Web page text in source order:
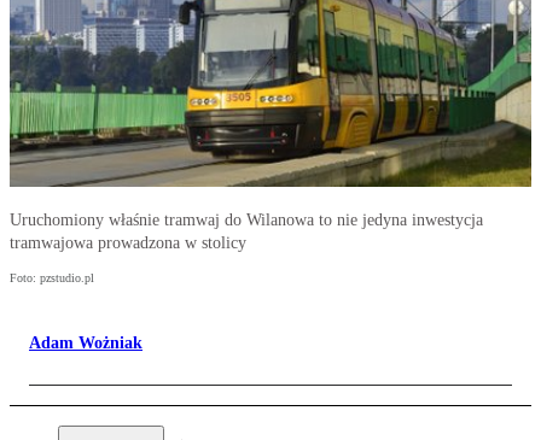
Uruchomiony właśnie tramwaj do Wilanowa to nie jedyna inwestycja
tramwajowa prowadzona w stolicy
Foto: pzstudio.pl
Adam Wożniak